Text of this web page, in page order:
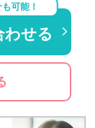
可能！
わせる